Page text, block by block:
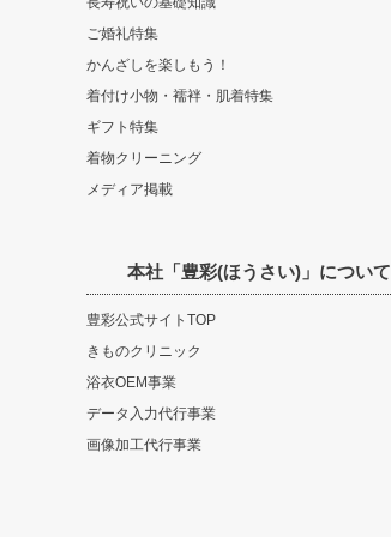
ご婚礼特集
かんざしを楽しもう！
着付け小物・襦袢・肌着特集
ギフト特集
着物クリーニング
メディア掲載
本社「豊彩(ほうさい)」について
豊彩公式サイトTOP
きものクリニック
浴衣OEM事業
データ入力代行事業
画像加工代行事業